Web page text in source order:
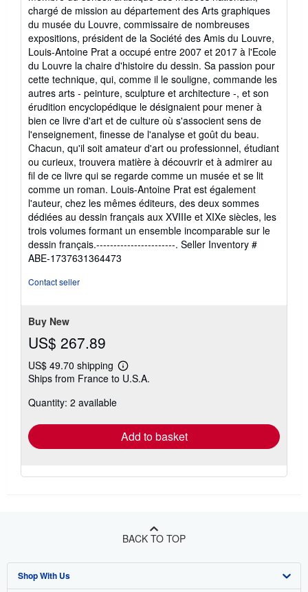
chargé de mission au département des Arts graphiques
du musée du Louvre, commissaire de nombreuses
expositions, président de la Société des Amis du Louvre,
Louis-Antoine Prat a occupé entre 2007 et 2017 à l'Ecole
du Louvre la chaire d'histoire du dessin. Sa passion pour
cette technique, qui, comme il le souligne, commande les
autres arts - peinture, sculpture et architecture -, et son
érudition encyclopédique le désignaient pour mener à
bien ce livre d'art et de culture où s'associent sens de
l'enseignement, finesse de l'analyse et goût du beau.
Chacun, qu'il soit amateur d'art ou professionnel, étudiant
ou curieux, trouvera matière à découvrir et à admirer au
fil de ce livre qui se regarde comme un musée et se lit
comme un roman. Louis-Antoine Prat est également
l'auteur, chez les mêmes éditeurs, des deux sommes
dédiées au dessin français aux XVIIIe et XIXe siècles, les
trois volumes formant un ensemble incomparable sur le
dessin français.-----------------------. Seller Inventory #
ABE-1737631364473
Contact seller
Buy New
US$ 267.89
US$ 49.70 shipping
Learn
more
Ships from France to U.S.A.
Quantity: 2 available
Add to basket
BACK TO TOP
Shop With Us